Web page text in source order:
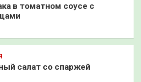
в томатном соусе с
салат со спаржей